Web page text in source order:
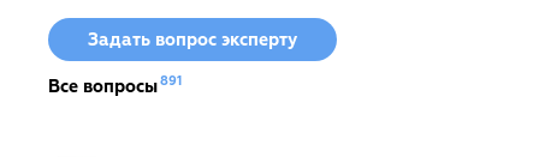
Задать вопрос эксперту
Все вопросы891